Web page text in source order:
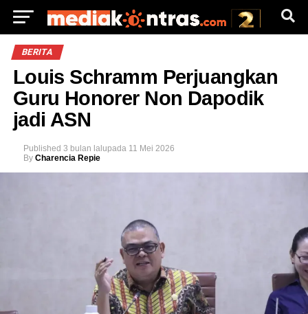
BERITA
Louis Schramm Perjuangkan
Guru Honorer Non Dapodik
jadi ASN
Published 3 bulan lalupada 11 Mei 2026
By Charencia Repie